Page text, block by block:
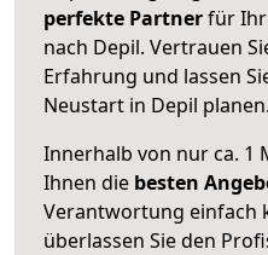
perfekte Partnerfür
nach Depil. Vertrauen
Erfahrung und lassen
Neustart in Depil planen.
Innerhalb von nur ca. 1
Ihnen die besten
Verantwortung einfach
überlassen Sie den